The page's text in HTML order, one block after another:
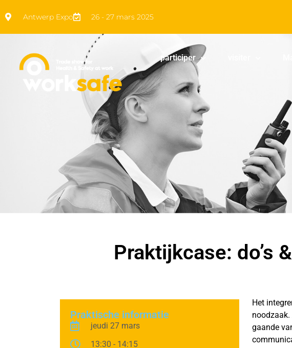
Antwerp Expo 26 - 27 mars 2025
participer
Praktijkcase: do’s
Praktische informatie
jeudi 27 mars
13:30 - 14:15
Het
noodzaak.
gaande